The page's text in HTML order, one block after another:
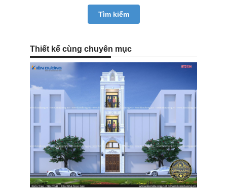
Thiết kế cùng chuyên mục